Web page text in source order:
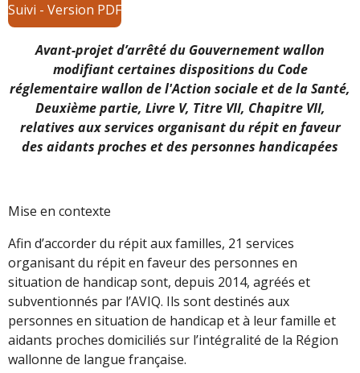
Suivi - Version PDF
Avant-projet d’arrêté du Gouvernement wallon
modifiant certaines dispositions du Code
réglementaire wallon de l'Action sociale et de la Santé,
Deuxième partie, Livre V, Titre VII, Chapitre VII,
relatives aux services organisant du répit en faveur
des aidants proches et des personnes handicapées
Mise en contexte
Afin d’accorder du répit aux familles, 21 services
organisant du répit en faveur des personnes en
situation de handicap sont, depuis 2014, agréés et
subventionnés par l’AVIQ. Ils sont destinés aux
personnes en situation de handicap et à leur famille et
aidants proches domiciliés sur l’intégralité de la Région
wallonne de langue française.